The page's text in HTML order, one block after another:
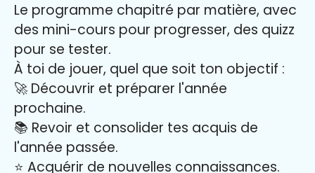
Le programme chapitré par matière, avec
des mini-cours pour progresser, des quizz
pour se tester.
À toi de jouer, quel que soit ton objectif :
🚀 Découvrir et préparer l'année
prochaine.
📚 Revoir et consolider tes acquis de
l'année passée.
⭐️ Acquérir de nouvelles connaissances.